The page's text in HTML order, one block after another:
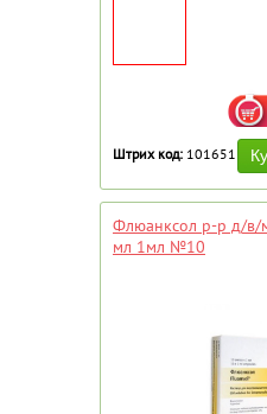
Штрих код: 101651
Флюанксол р-р д/в/
мл 1мл №10